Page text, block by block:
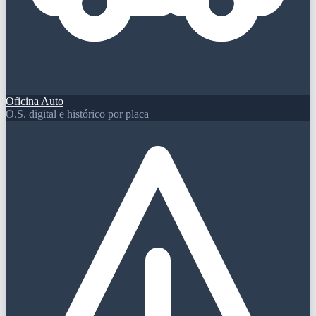
Oficina Auto
O.S. digital e histórico por placa